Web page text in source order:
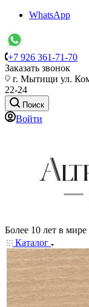
WhatsApp
+7 926 361-71-70
Заказать звонок
г. Мытищи ул.
22-24
Поиск
Войти
Более 10 лет в
Каталог